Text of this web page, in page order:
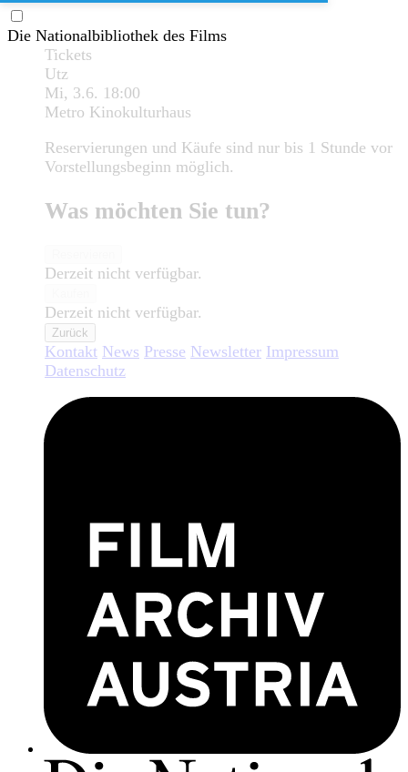
Die Nationalbibliothek des Films
Tickets
Utz
Mi, 3.6. 18:00
Metro Kinokulturhaus
Reservierungen und Käufe sind nur bis 1 Stunde vor
Vorstellungsbeginn möglich.
Was möchten Sie tun?
Derzeit nicht verfügbar.
Derzeit nicht verfügbar.
Zurück
Kontakt News Presse Newsletter Impressum
Datenschutz